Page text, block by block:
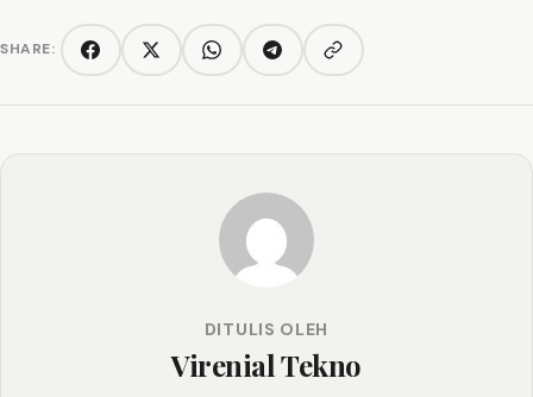
SHARE: FacebookTwitter/XWhatsAppTelegramCopy link
DITULIS OLEH
Virenial Tekno